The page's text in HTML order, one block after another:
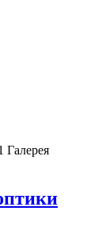
Галерея